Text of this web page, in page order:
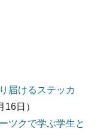
届けるステッカ
16日）
ツクで学ぶ学生と